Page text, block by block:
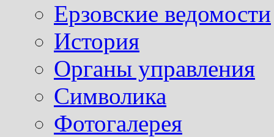
Ерзовские ведомости
История
Органы управления
Символика
Фотогалерея